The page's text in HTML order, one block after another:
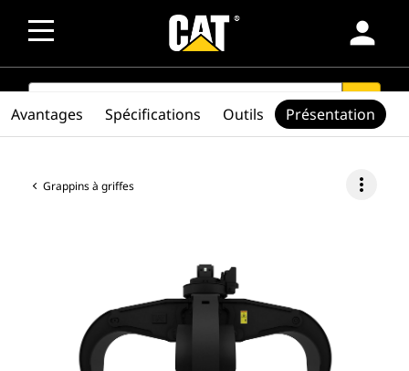
person
SEARCH search
Grappins à griffes more_vert
Avantages Spécifications Outils Présentation